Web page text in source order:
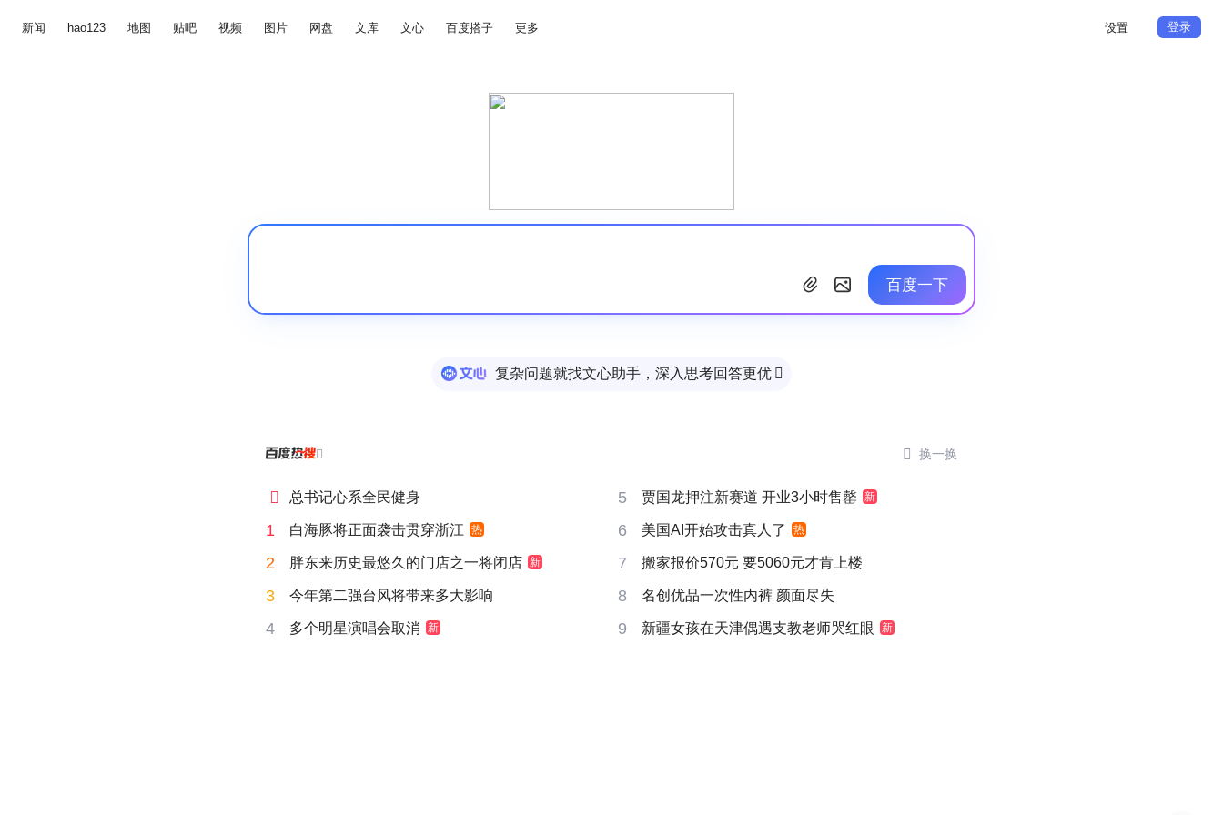
新闻 hao123 地图 贴吧 视频 图片 网盘 文库 文心 百度搭子 更多 设置 登录
百度一下
复杂问题就找文心助手，深入思考回答更优 
  换一换
 总书记心系全民健身 5 贾国龙押注新赛道 开业3小时售罄 新
1 白海豚将正面袭击贯穿浙江 热 6 美国AI开始攻击真人了 热
2 胖东来历史最悠久的门店之一将闭店 新 7 搬家报价570元 要5060元才肯上楼
3 今年第二强台风将带来多大影响 8 名创优品一次性内裤 颜面尽失
4 多个明星演唱会取消 新 9 新疆女孩在天津偶遇支教老师哭红眼 新